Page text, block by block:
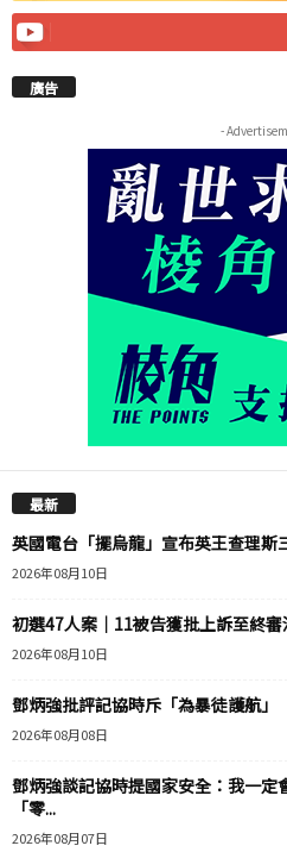
廣告
-
最新
英國電台「擺烏龍」宣布英王查理斯
2026年08月10日
初選47人案｜11被告獲批上訴至終
2026年08月10日
鄧炳強批評記協時斥「為暴徒護航
2026年08月08日
鄧炳強談記協時提國家安全：我一
「零...
2026年08月07日